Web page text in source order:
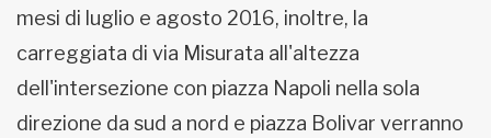
mesi di luglio e agosto 2016, inoltre, la
carreggiata di via Misurata all'altezza
dell'intersezione con piazza Napoli nella sola
direzione da sud a nord e piazza Bolivar verranno